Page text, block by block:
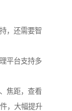
，还需要智
平台支持多
焦距，查看
，大幅提升